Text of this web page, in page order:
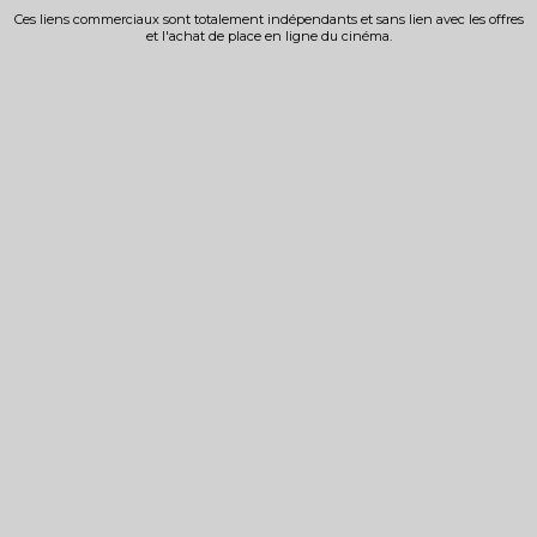
Ces liens commerciaux sont totalement indépendants et sans lien avec les offres
et l'achat de place en ligne du cinéma.